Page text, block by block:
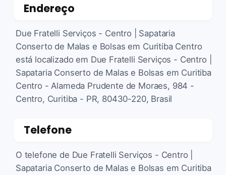
Endereço
Due Fratelli Serviços - Centro | Sapataria
Conserto de Malas e Bolsas em Curitiba Centro
está localizado em Due Fratelli Serviços - Centro |
Sapataria Conserto de Malas e Bolsas em Curitiba
Centro - Alameda Prudente de Moraes, 984 -
Centro, Curitiba - PR, 80430-220, Brasil
Telefone
O telefone de Due Fratelli Serviços - Centro |
Sapataria Conserto de Malas e Bolsas em Curitiba